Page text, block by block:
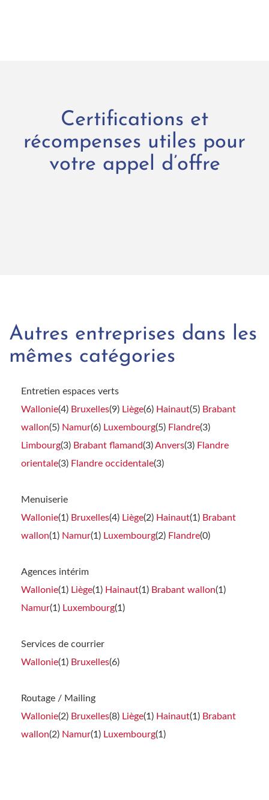
Certifications et
récompenses utiles pour
votre appel d’offre
Autres entreprises dans les
mêmes catégories
Entretien espaces verts
Wallonie(4) Bruxelles(9) Liège(6) Hainaut(5) Brabant
wallon(5) Namur(6) Luxembourg(5) Flandre(3)
Limbourg(3) Brabant flamand(3)Anvers(3) Flandre
orientale(3) Flandre occidentale(3)
Menuiserie
Wallonie(1) Bruxelles(4) Liège(2) Hainaut(1) Brabant
wallon(1) Namur(1) Luxembourg(2) Flandre(0)
Agences intérim
Wallonie(1) Liège(1) Hainaut(1) Brabant wallon(1)
Namur(1) Luxembourg(1)
Services de courrier
Wallonie(1) Bruxelles(6)
Routage / Mailing
Wallonie(2) Bruxelles(8) Liège(1) Hainaut(1) Brabant
wallon(2) Namur(1) Luxembourg(1)